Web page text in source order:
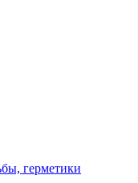
герметики